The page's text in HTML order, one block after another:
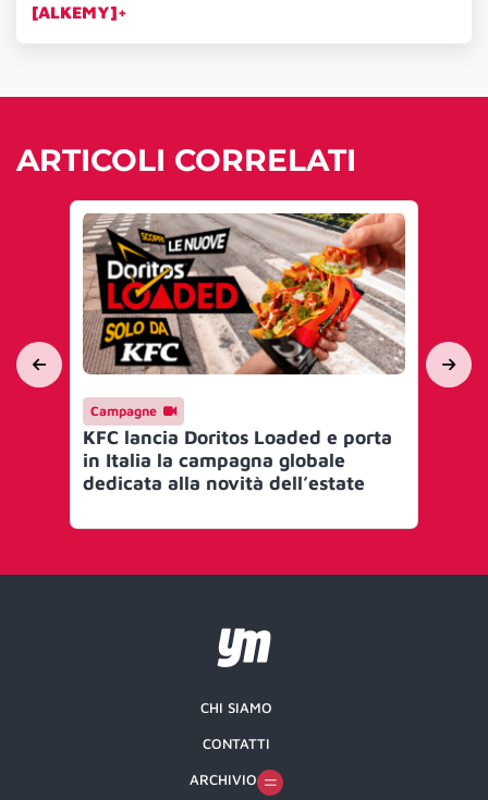
[ALKEMY]+
ARTICOLI CORRELATI
Campagne
KFC lancia Doritos Loaded e porta
in Italia la campagna globale
dedicata alla novità dell’estate
CHI SIAMO
CONTATTI
ARCHIVIO